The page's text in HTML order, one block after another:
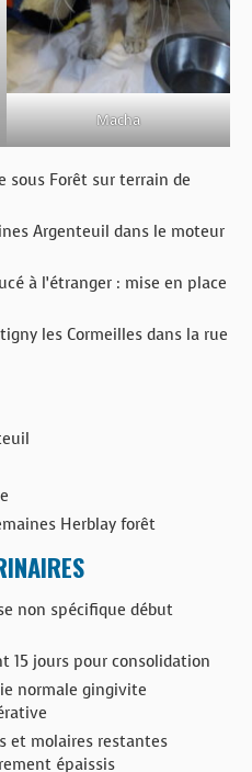
Macha
sous Forêt sur terrain de
Argenteuil dans le moteur
à l’étranger : mise en place
les Cormeilles dans la rue
Herblay forêt
non spécifique début
15 jours pour consolidation
normale gingivite
et molaires restantes
épaissis